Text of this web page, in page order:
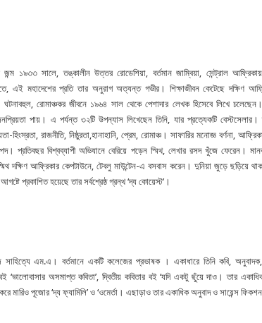
জন্ম ১৯৩৩ সালে, তঙ্কালীন উত্তর রােডেশিয়া, বর্তমান জাম্বিয়া, সেন্ট্রাল
এই মহাদেশের প্রতি তার অনুরাগ অত্যন্ত গভীর। শিক্ষাজীবন কেটেছে দক্ষিণ
ঘটনাবহুল, রােমাঞ্চকর জীবনে ১৯৬৪ সাল থেকে পেশাদার লেখক হিসেবে লিখে
পায়। এ পর্যন্ত ৩২টি উপন্যাস লিখেছেন তিনি, যার প্রত্যেকটি
হিংস্রতা, রাজনীতি, নিষ্ঠুরতা,হানাহানি, প্রেম, রােমাঞ্চ। সাফারির মনােজ্ঞ বর্ণনা,
প্রতিবছর বিশ্বব্যাপী অভিযানে বেরিয়ে পড়েন স্মিথ, লেখার রসদ খুঁজে ফেরেন।
দক্ষিণ আফ্রিকার কেপটাউনে, টেবলু মাউন্টেন-এ বসবাস করেন। দুনিয়া জুড়ে ছড়িয়ে
প্রকাশিত হয়েছে তার সর্বশ্রেষ্ঠ গ্রন্থ ‘দ্য কোয়েস্ট’।
সাহিত্যে এম.এ। বর্তমানে একটি কলেজের প্রভাষক । একাধারে তিনি কবি,
‘ভালােবাসার অসমাপ্ত কবিতা’, দ্বিতীয় কবিতার বই ‘যদি একটু ছুঁয়ে দাও। তার
মারিও পূজোর ‘দ্য ফ্যামিলি’ ও ‘ওমের্তা। এছাড়াও তার একাধিক অনুবাদ ও সায়েন্স